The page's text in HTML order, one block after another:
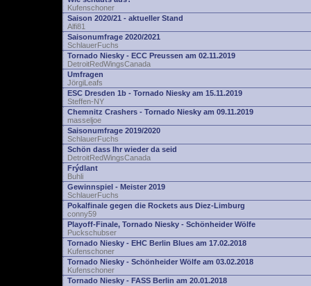
Kufenschoner
Saison 2020/21 - aktueller Stand
Alfi81
Saisonumfrage 2020/2021
SchlauerFuchs
Tornado Niesky - ECC Preussen am 02.11.2019
DetroitRedWingsCanada
Umfragen
JörgiLeafs
ESC Dresden 1b - Tornado Niesky am 15.11.2019
Steffen-NY
Chemnitz Crashers - Tornado Niesky am 09.11.2019
masseljoe
Saisonumfrage 2019/2020
SchlauerFuchs
Schön dass Ihr wieder da seid
DetroitRedWingsCanada
Frýdlant
Buhli
Gewinnspiel - Meister 2019
SchlauerFuchs
Pokalfinale gegen die Rockets aus Diez-Limburg
conny59
Playoff-Finale, Tornado Niesky - Schönheider Wölfe
Puckschubser
Tornado Niesky - EHC Berlin Blues am 17.02.2018
Kufenschoner
Tornado Niesky - Schönheider Wölfe am 03.02.2018
Kufenschoner
Tornado Niesky - FASS Berlin am 20.01.2018